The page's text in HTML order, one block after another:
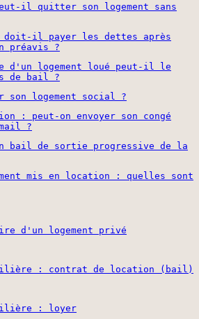
il quitter son logement sans
doit-il payer les dettes après
préavis ?
d'un logement loué peut-il le
de bail ?
son logement social ?
: peut-on envoyer son congé
?
bail de sortie progressive de la
mis en location : quelles sont
d'un logement privé
: contrat de location (bail)
: loyer